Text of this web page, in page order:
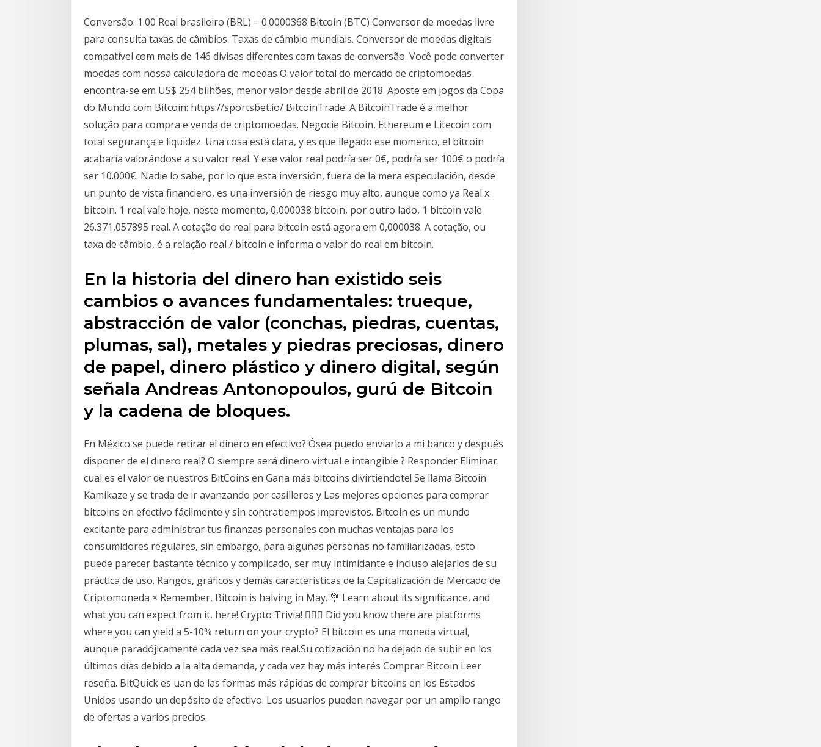
Conversão: 1.00 Real brasileiro (BRL) = 0.0000368 Bitcoin (BTC) Conversor de moedas livre
para consulta taxas de câmbios. Taxas de câmbio mundiais. Conversor de moedas digitais
compatível com mais de 146 divisas diferentes com taxas de conversão. Você pode converter
moedas com nossa calculadora de moedas O valor total do mercado de criptomoedas
encontra-se em US$ 254 bilhões, menor valor desde abril de 2018. Aposte em jogos da Copa
do Mundo com Bitcoin: https://sportsbet.io/ BitcoinTrade. A BitcoinTrade é a melhor
solução para compra e venda de criptomoedas. Negocie Bitcoin, Ethereum e Litecoin com
total segurança e liquidez. Una cosa está clara, y es que llegado ese momento, el bitcoin
acabaría valorándose a su valor real. Y ese valor real podría ser 0€, podría ser 100€ o podría
ser 10.000€. Nadie lo sabe, por lo que esta inversión, fuera de la mera especulación, desde
un punto de vista financiero, es una inversión de riesgo muy alto, aunque como ya Real x
bitcoin. 1 real vale hoje, neste momento, 0,000038 bitcoin, por outro lado, 1 bitcoin vale
26.371,057895 real. A cotação do real para bitcoin está agora em 0,000038. A cotação, ou
taxa de câmbio, é a relação real / bitcoin e informa o valor do real em bitcoin.
En la historia del dinero han existido seis
cambios o avances fundamentales: trueque,
abstracción de valor (conchas, piedras, cuentas,
plumas, sal), metales y piedras preciosas, dinero
de papel, dinero plástico y dinero digital, según
señala Andreas Antonopoulos, gurú de Bitcoin
y la cadena de bloques.
En México se puede retirar el dinero en efectivo? Ósea puedo enviarlo a mi banco y después
disponer de el dinero real? O siempre será dinero virtual e intangible ? Responder Eliminar.
cual es el valor de nuestros BitCoins en Gana más bitcoins divirtiendote! Se llama Bitcoin
Kamikaze y se trada de ir avanzando por casilleros y Las mejores opciones para comprar
bitcoins en efectivo fácilmente y sin contratiempos imprevistos. Bitcoin es un mundo
excitante para administrar tus finanzas personales con muchas ventajas para los
consumidores regulares, sin embargo, para algunas personas no familiarizadas, esto
puede parecer bastante técnico y complicado, ser muy intimidante e incluso alejarlos de su
práctica de uso. Rangos, gráficos y demás características de la Capitalización de Mercado de
Criptomoneda × Remember, Bitcoin is halving in May. 💐 Learn about its significance, and
what you can expect from it, here! Crypto Trivia! 🐱‍💻👾 Did you know there are platforms
where you can yield a 5-10% return on your crypto? El bitcoin es una moneda virtual,
aunque paradójicamente cada vez sea más real.Su cotización no ha dejado de subir en los
últimos días debido a la alta demanda, y cada vez hay más interés Comprar Bitcoin Leer
reseña. BitQuick es uan de las formas más rápidas de comprar bitcoins en los Estados
Unidos usando un depósito de efectivo. Los usuarios pueden navegar por un amplio rango
de ofertas a varios precios.